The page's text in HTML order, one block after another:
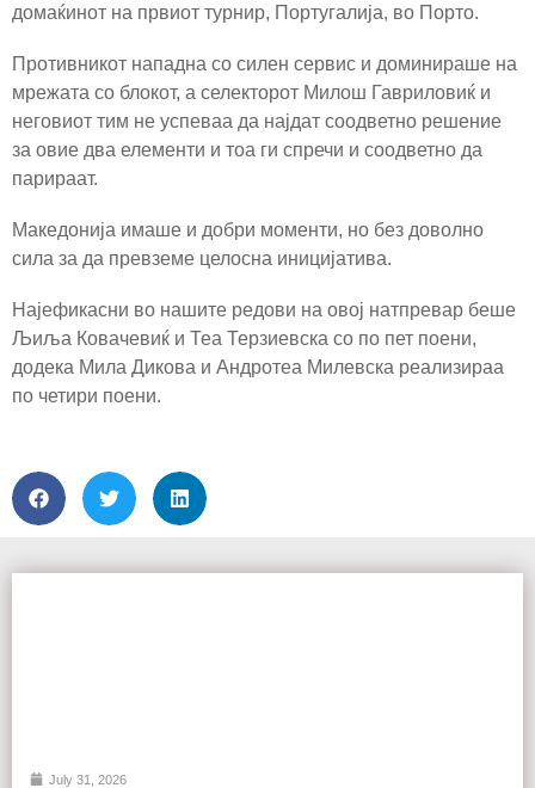
домаќинот на првиот турнир, Португалија, во Порто.
Противникот нападна со силен сервис и доминираше на
мрежата со блокот, а селекторот Милош Гавриловиќ и
неговиот тим не успеваа да најдат соодветно решение
за овие два елементи и тоа ги спречи и соодветно да
парираат.
Македонија имаше и добри моменти, но без доволно
сила за да превземе целосна иницијатива.
Најефикасни во нашите редови на овој натпревар беше
Љиља Ковачевиќ и Теа Терзиевска со по пет поени,
додека Мила Дикова и Андротеа Милевска реализираа
по четири поени.
July 31, 2026